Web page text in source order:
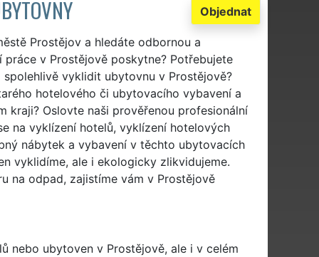
Objednat
Prostějov a hledáte odbornou a
v Prostějově poskytne? Potřebujete
vyklidit ubytovnu v Prostějově?
hotelového či ubytovacího vybavení a
kraji? Oslovte naši prověřenou profesionální
na vyklízení hotelů, vyklízení hotelových
nábytek a vybavení v těchto ubytovacích
vyklidíme, ale i ekologicky zlikvidujeme.
na odpad, zajistíme vám v Prostějově
nebo ubytoven v Prostějově, ale i v celém